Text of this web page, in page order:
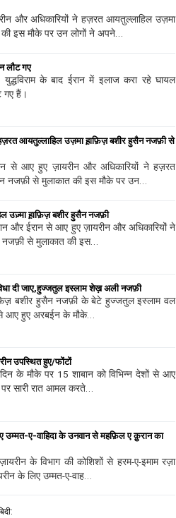
और अधिकारियों ने हज़रत आयतुल्लाहिल उज़मा
इस मौके पर उन लोगों ने अपने…
लौट गए
के बाद ईरान में इलाज करा रहे घायल
गए हैं।
आयतुल्लाहिल उज़मा ह़ाफ़िज़ बशीर हुसैन नजफ़ी से
से आए हुए ज़ायरीन और अधिकारियों ने हज़रत
नजफ़ी से मुलाकात की इस मौके पर उन…
उज़्मा ह़ाफ़िज़ बशीर हुसैन नजफ़ी
और ईरान से आए हुए ज़ायरीन और अधिकारियों ने
नजफ़ी से मुलाकात की इस…
दी जाए,हुज्जतुल इस्लाम शेख़ अली नजफ़ी
बशीर हुसैन नजफ़ी के बेटे हुज्जतुल इस्लाम वल
से आए हुए अरबईन के मौके…
उपस्थित हुए/फोंटों
के मौके पर 15 शाबान को विभिन्न देशों से आए
सारी रात आमल करते…
उम्मत-ए-वाहिदा के उनवान से महफ़िल ए क़ुरान का
के विभाग की कोशिशों से हरम-ए-इमाम रज़ा
के लिए उम्मत-ए-वाह…